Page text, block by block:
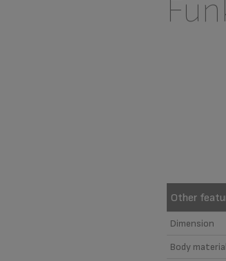
Other
Dimension
Body material